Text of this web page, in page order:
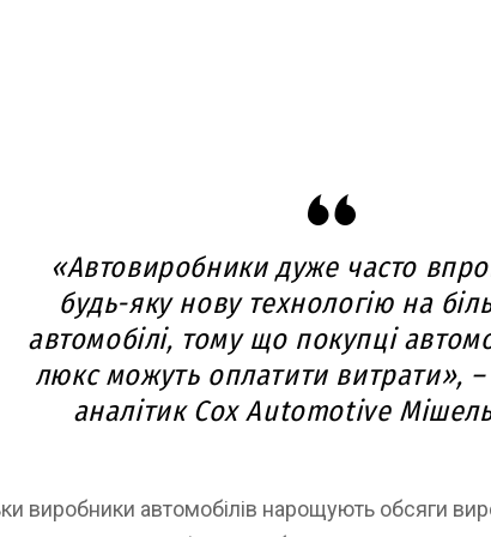
«Автовиробники дуже часто
будь-яку нову технологію на
автомобілі, тому що покупці
люкс можуть оплатити витрати»,
аналітик Cox Automotive
виробники автомобілів нарощують обсяги